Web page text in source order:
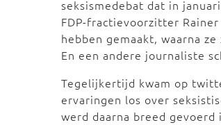
seksismedebat dat in
FDP-fractievoorzitter
hebben gemaakt, waarna
En een andere journaliste
Tegelijkertijd kwam op
ervaringen los over
werd daarna breed